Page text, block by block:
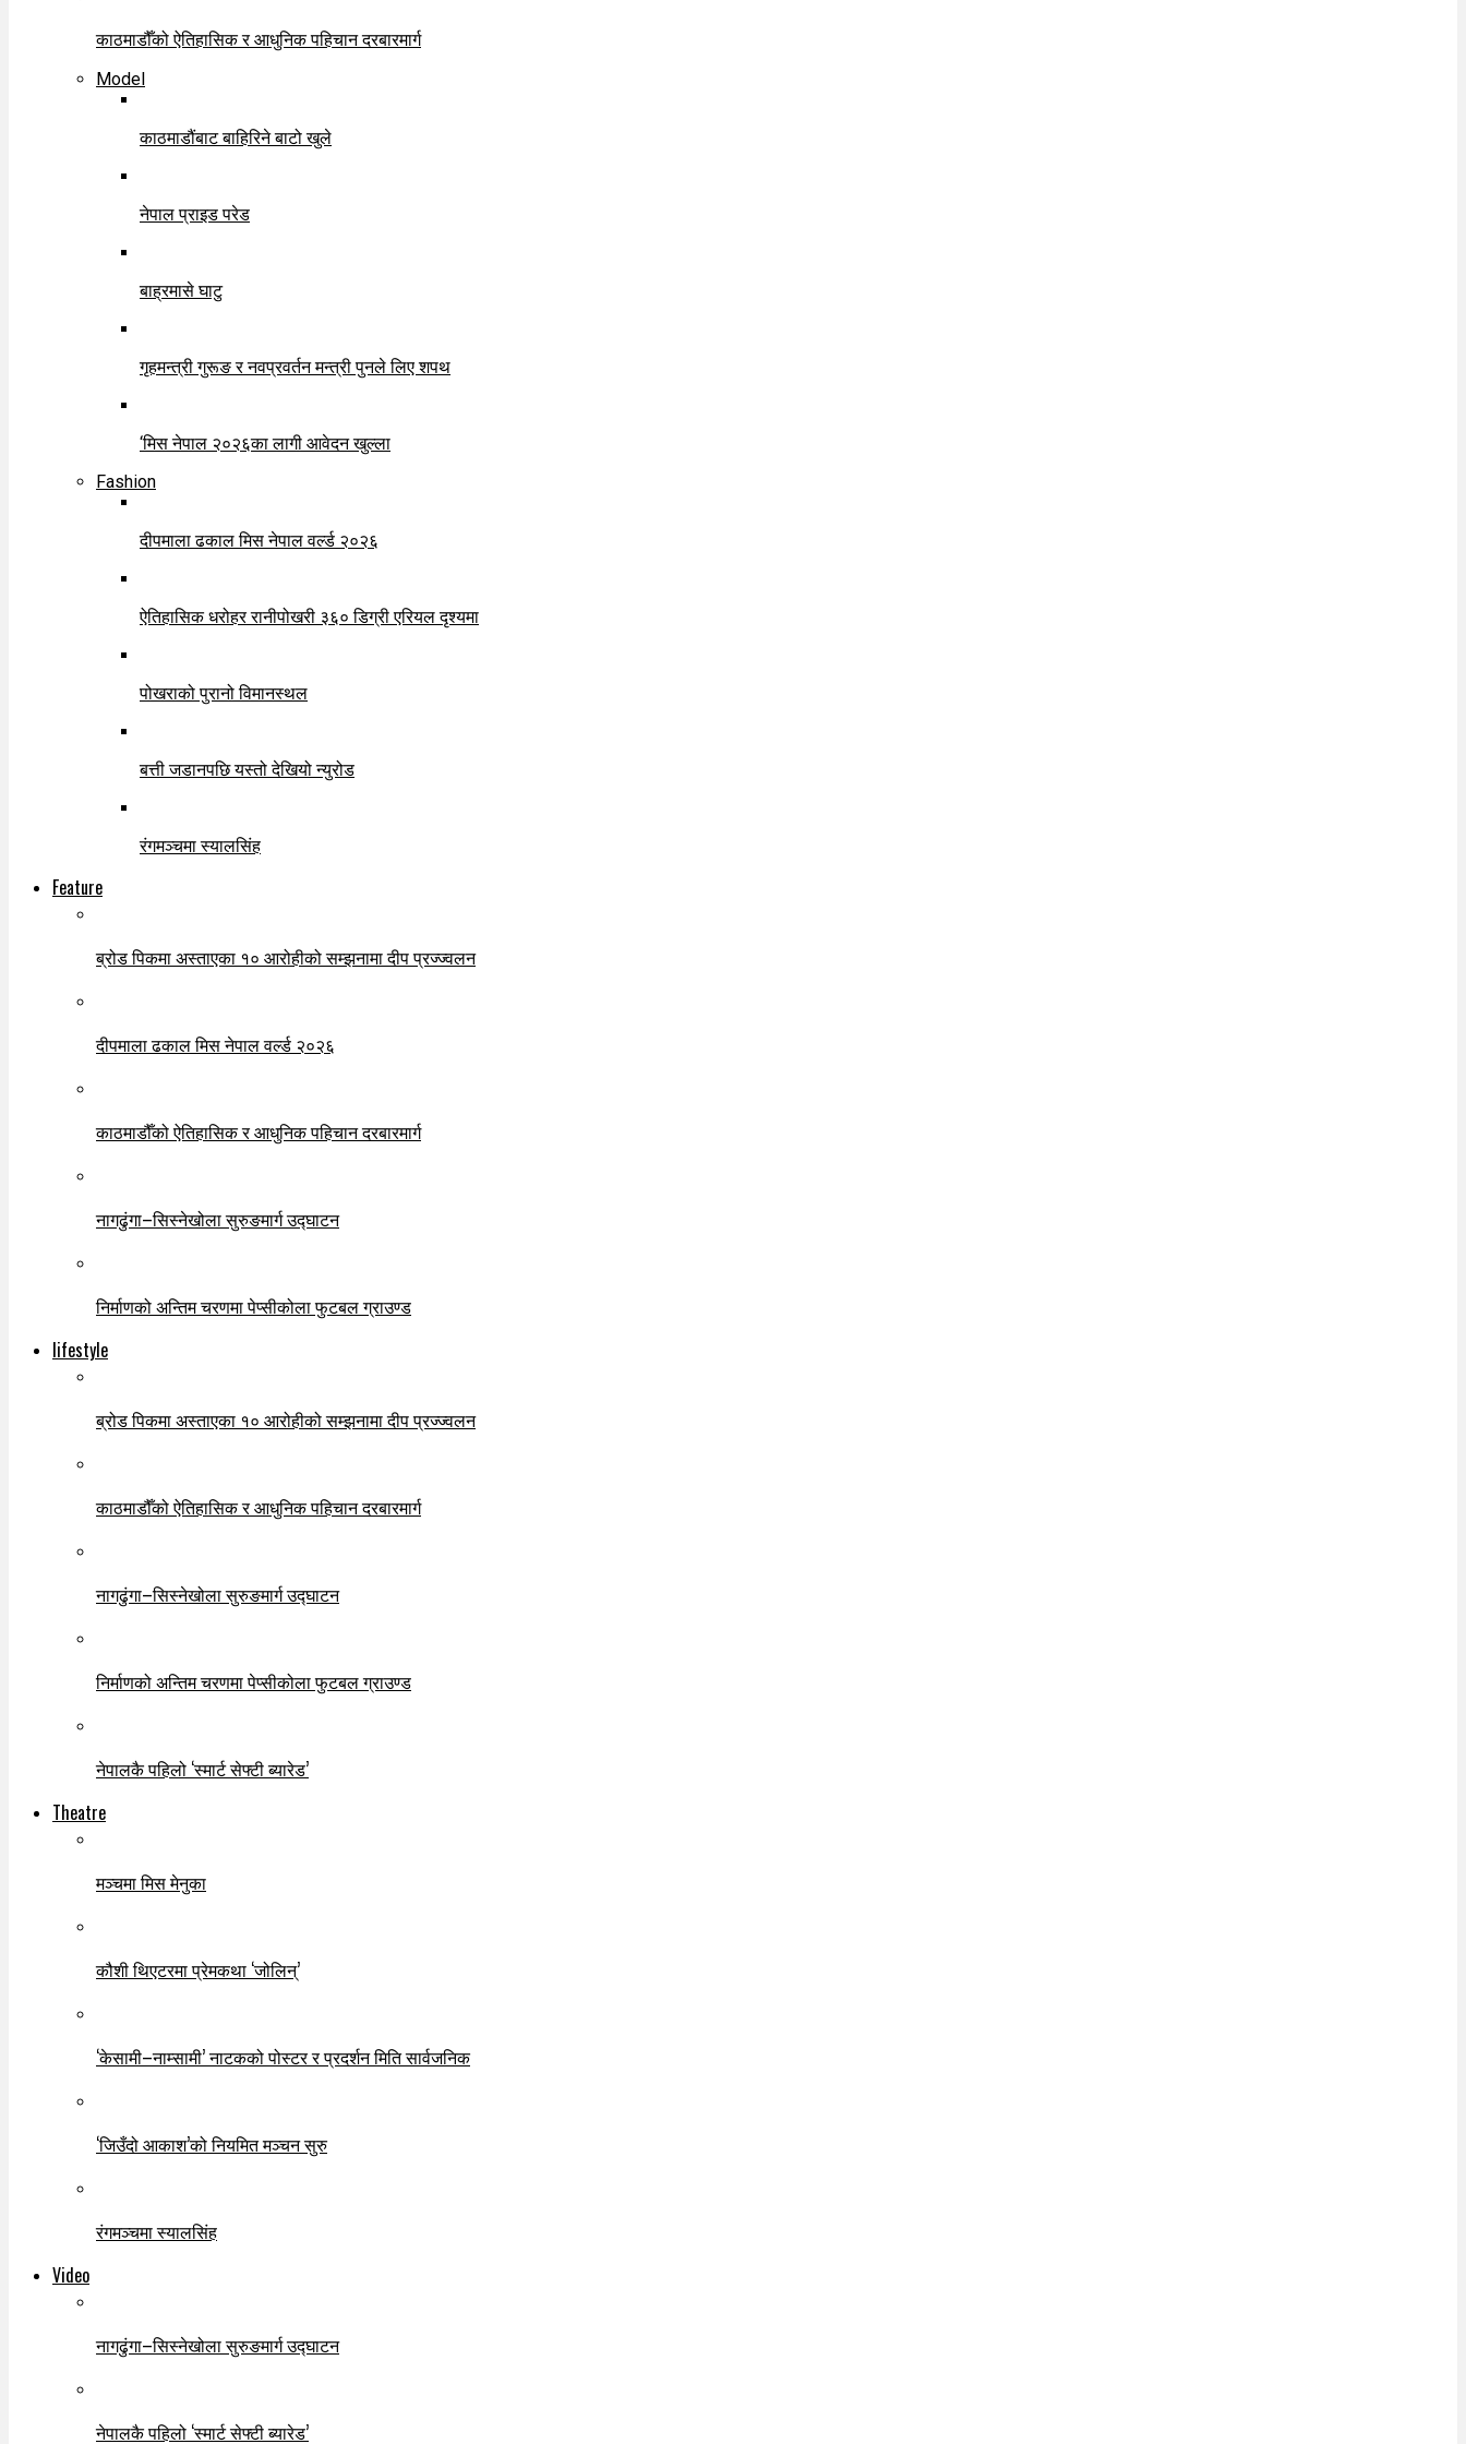
काठमाडौँको ऐतिहासिक र आधुनिक पहिचान दरबारमार्ग
Model
काठमाडौंबाट बाहिरिने बाटो खुले
नेपाल प्राइड परेड
बाह्रमासे घाटु
गृहमन्त्री गुरूङ र नवप्रवर्तन मन्त्री पुनले लिए शपथ
‘मिस नेपाल २०२६का लागी आवेदन खुल्ला
Fashion
दीपमाला ढकाल मिस नेपाल वर्ल्ड २०२६
ऐतिहासिक धरोहर रानीपोखरी ३६० डिग्री एरियल दृश्यमा
पोखराको पुरानो विमानस्थल
बत्ती जडानपछि यस्तो देखियो न्युरोड
रंगमञ्चमा स्यालसिंह
Feature
ब्रोड पिकमा अस्ताएका १० आरोहीको सम्झनामा दीप प्रज्ज्वलन
दीपमाला ढकाल मिस नेपाल वर्ल्ड २०२६
काठमाडौँको ऐतिहासिक र आधुनिक पहिचान दरबारमार्ग
नागढुंगा–सिस्नेखोला सुरुङमार्ग उद्घाटन
निर्माणको अन्तिम चरणमा पेप्सीकोला फुटबल ग्राउण्ड
lifestyle
ब्रोड पिकमा अस्ताएका १० आरोहीको सम्झनामा दीप प्रज्ज्वलन
काठमाडौँको ऐतिहासिक र आधुनिक पहिचान दरबारमार्ग
नागढुंगा–सिस्नेखोला सुरुङमार्ग उद्घाटन
निर्माणको अन्तिम चरणमा पेप्सीकोला फुटबल ग्राउण्ड
नेपालकै पहिलो ‘स्मार्ट सेफ्टी ब्यारेड’
Theatre
मञ्चमा मिस मेनुका
कौशी थिएटरमा प्रेमकथा ‘जोलिन्’
‘केसामी–नाम्सामी’ नाटकको पोस्टर र प्रदर्शन मिति सार्वजनिक
‘जिउँदो आकाश’को नियमित मञ्चन सुरु
रंगमञ्चमा स्यालसिंह
Video
नागढुंगा–सिस्नेखोला सुरुङमार्ग उद्घाटन
नेपालकै पहिलो ‘स्मार्ट सेफ्टी ब्यारेड’